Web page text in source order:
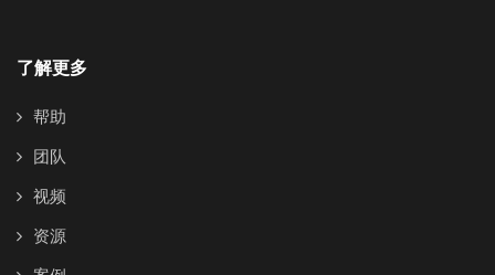
了解更多
帮助
团队
视频
资源